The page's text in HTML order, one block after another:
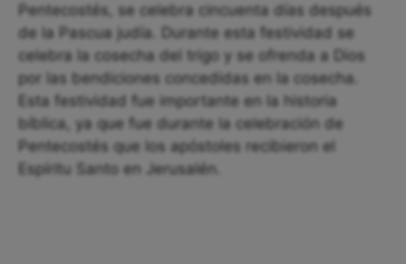
Pentecostés, se celebra cincuenta días después
de la Pascua judía. Durante esta festividad se
celebra la cosecha del trigo y se ofrenda a Dios
por las bendiciones concedidas en la cosecha.
Esta festividad fue importante en la historia
bíblica, ya que fue durante la celebración de
Pentecostés que los apóstoles recibieron el
Espíritu Santo en Jerusalén.